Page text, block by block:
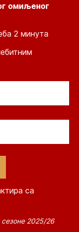
омиљеног
2 минута
са
сезоне 2025/26